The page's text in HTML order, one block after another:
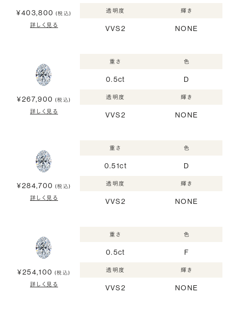
¥403,800 (税込)
詳しく見る
透明度
VVS2
輝き
NONE
¥267,900 (税込)
詳しく見る
重さ
0.5ct
色
D
透明度
VVS2
輝き
NONE
¥284,700 (税込)
詳しく見る
重さ
0.51ct
色
D
透明度
VVS2
輝き
NONE
¥254,100 (税込)
詳しく見る
重さ
0.5ct
色
F
透明度
VVS2
輝き
NONE